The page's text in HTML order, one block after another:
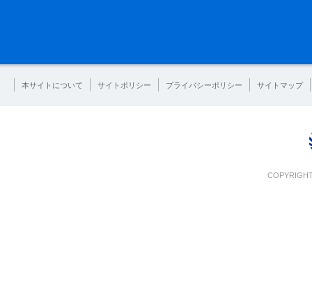
本サイトについて サイトポリシー プライバシーポリシー サイトマップ